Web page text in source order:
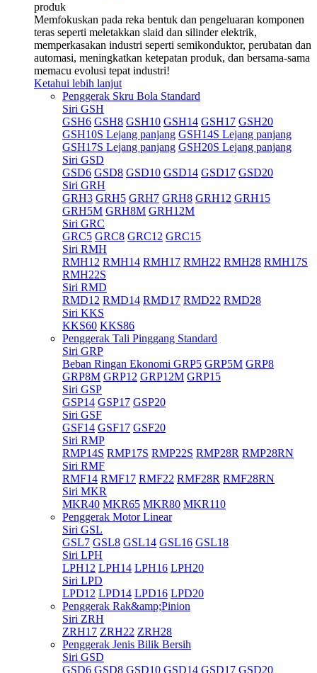
produk
Memfokuskan pada reka bentuk dan pengeluaran komponen
teras seperti meletakkan slaid dan silinder elektrik,
memperkasakan industri seperti semikonduktor, perubatan dan
automasi, meningkatkan ketepatan produk, dan bersama-sama
memacu evolusi tepat industri!
Ketahui lebih lanjut
Penggerak Skru Bola Standard
Siri GSH
GSH6 GSH8 GSH10 GSH14 GSH17 GSH20
GSH10S Lejang panjang GSH14S Lejang panjang
GSH17S Lejang panjang GSH20S Lejang panjang
Siri GSD
GSD6 GSD8 GSD10 GSD14 GSD17 GSD20
Siri GRH
GRH3 GRH5 GRH7 GRH8 GRH12 GRH15
GRH5M GRH8M GRH12M
Siri GRC
GRC5 GRC8 GRC12 GRC15
Siri RMH
RMH12 RMH14 RMH17 RMH22 RMH28 RMH17S
RMH22S
Siri RMD
RMD12 RMD14 RMD17 RMD22 RMD28
Siri KKS
KKS60 KKS86
Penggerak Tali Pinggang Standard
Siri GRP
Beban Ringan Ekonomi GRP5 GRP5M GRP8
GRP8M GRP12 GRP12M GRP15
Siri GSP
GSP14 GSP17 GSP20
Siri GSF
GSF14 GSF17 GSF20
Siri RMP
RMP14S RMP17S RMP22S RMP28R RMP28RN
Siri RMF
RMF14 RMF17 RMF22 RMF28R RMF28RN
Siri MKR
MKR40 MKR65 MKR80 MKR110
Penggerak Motor Linear
Siri GSL
GSL7 GSL8 GSL14 GSL16 GSL18
Siri LPH
LPH12 LPH14 LPH16 LPH20
Siri LPD
LPD12 LPD14 LPD16 LPD20
Penggerak Rak&amp;Pinion
Siri ZRH
ZRH17 ZRH22 ZRH28
Penggerak Jenis Bilik Bersih
Siri GSD
GSD6 GSD8 GSD10 GSD14 GSD17 GSD20